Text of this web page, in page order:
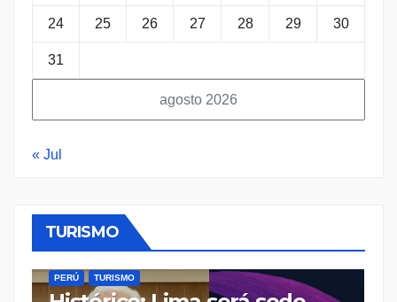
agosto 2026
24 25 26 27 28 29 30
31
« Jul
TURISMO
ECONOMÍA PERÚ
TURISMO
En el ‘X Consejo de Estado